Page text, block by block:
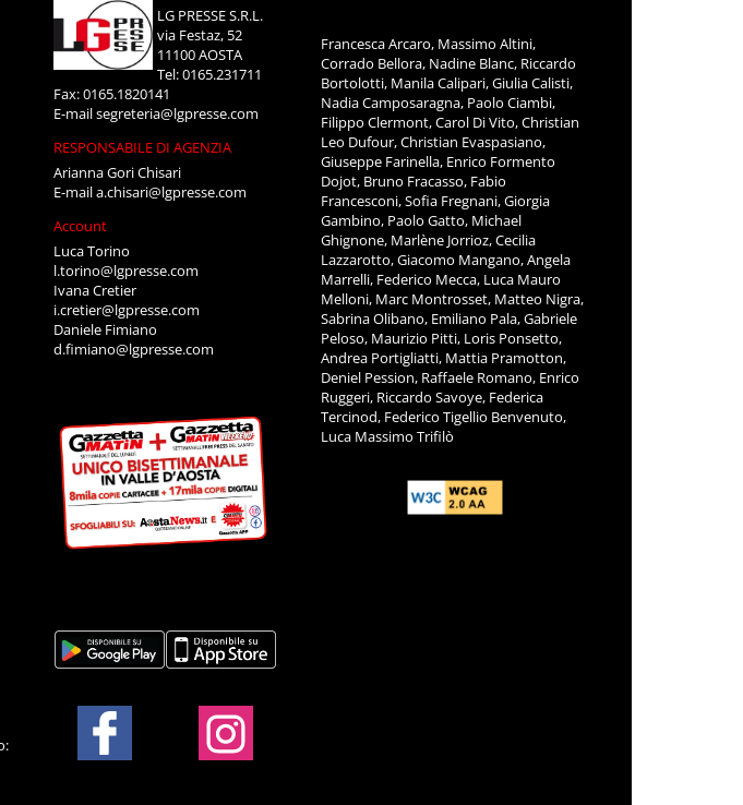
CONCESSIONARIA DI PUBBLICITÀ
LG PRESSE S.R.L.
via Festaz, 52
11100 AOSTA
Tel: 0165.231711
Fax: 0165.1820141
RESPONSABILE DI AGENZIA
Arianna Gori Chisari
Account
Luca Torino
l.torino@lgpresse.com
Ivana Cretier
i.cretier@lgpresse.com
Daniele Fimiano
Francesca Arcaro, Massimo Altini,
Corrado Bellora, Nadine Blanc, Riccardo
Bortolotti, Manila Calipari, Giulia Calisti,
Nadia Camposaragna, Paolo Ciambi,
Filippo Clermont, Carol Di Vito, Christian
Leo Dufour, Christian Evaspasiano,
Giuseppe Farinella, Enrico Formento
Dojot, Bruno Fracasso, Fabio
Francesconi, Sofia Fregnani, Giorgia
Gambino, Paolo Gatto, Michael
Ghignone, Marlène Jorrioz, Cecilia
Lazzarotto, Giacomo Mangano, Angela
Marrelli, Federico Mecca, Luca Mauro
Melloni, Marc Montrosset, Matteo Nigra,
Sabrina Olibano, Emiliano Pala, Gabriele
Peloso, Maurizio Pitti, Loris Ponsetto,
Andrea Portigliatti, Mattia Pramotton,
Deniel Pession, Raffaele Romano, Enrico
Ruggeri, Riccardo Savoye, Federica
Tercinod, Federico Tigellio Benvenuto,